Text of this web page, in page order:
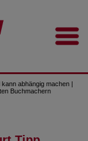
abhängig machen |
Buchmachern